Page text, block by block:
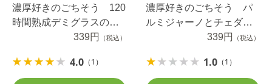
濃厚好きのごちそう 120
時間熟成デミグラスの牛
ほぐし肉カレー 中辛
339円 （税込）
4.0 （1）
濃厚好きのごちそう パ
ルミジャーノとチェダー
のＷチーズカレー 中辛
339円 （税込）
1.0 （1）